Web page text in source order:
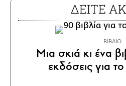
ΔΕΙΤΕ
ΒΙΒΛΙΟ
Μια σκιά κι ένα
εκδόσεις για